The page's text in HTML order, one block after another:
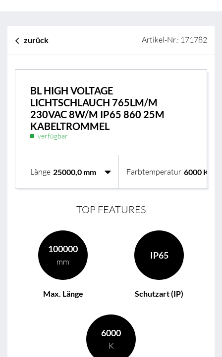
zurück Artikel-Nr.: 171782
BL HIGH VOLTAGE
LICHTSCHLAUCH 765LM/M
230VAC 8W/M IP65 860 25M
KABELTROMMEL
verfügbar
Länge Farbtemperatur
TOP FEATURES
100000
mm
Max. Länge
IP65
Schutzart (IP)
6000
K